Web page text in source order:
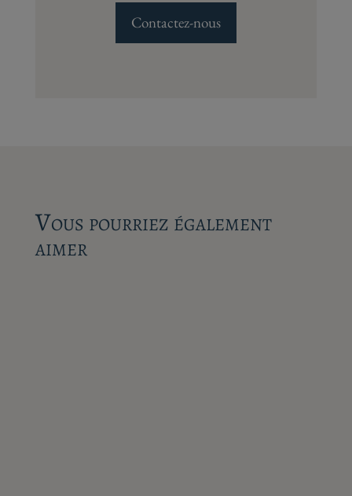
Contactez-nous
Vous pourriez également
aimer